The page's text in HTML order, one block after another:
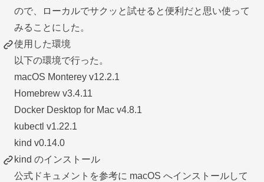
ので、ローカルでサクッと試せると便利だと思い使って
みることにした。
使用した環境
以下の環境で行った。
macOS Monterey v12.2.1
Homebrew v3.4.11
Docker Desktop for Mac v4.8.1
kubectl v1.22.1
kind v0.14.0
kind のインストール
公式ドキュメントを参考に macOS へインストールして